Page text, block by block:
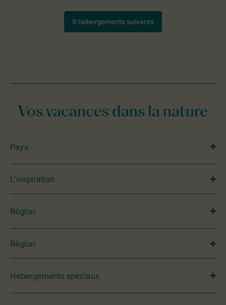
Vos vacances dans la nature
Pays
L’inspiration
Région
Région
Hébergements spéciaux